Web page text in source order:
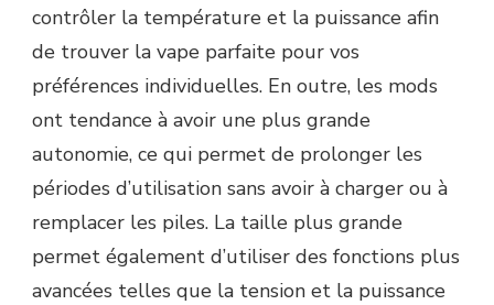
contrôler la température et la puissance afin
de trouver la vape parfaite pour vos
préférences individuelles. En outre, les mods
ont tendance à avoir une plus grande
autonomie, ce qui permet de prolonger les
périodes d’utilisation sans avoir à charger ou à
remplacer les piles. La taille plus grande
permet également d’utiliser des fonctions plus
avancées telles que la tension et la puissance